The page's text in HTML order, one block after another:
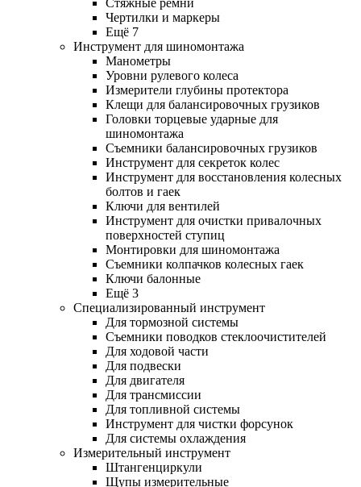
Стяжные ремни
Чертилки и маркеры
Ещё 7
Инструмент для шиномонтажа
Манометры
Уровни рулевого колеса
Измерители глубины протектора
Клещи для балансировочных грузиков
Головки торцевые ударные для
шиномонтажа
Съемники балансировочных грузиков
Инструмент для секреток колес
Инструмент для восстановления колесных
болтов и гаек
Ключи для вентилей
Инструмент для очистки привалочных
поверхностей ступиц
Монтировки для шиномонтажа
Съемники колпачков колесных гаек
Ключи балонные
Ещё 3
Специализированный инструмент
Для тормозной системы
Съемники поводков стеклоочистителей
Для ходовой части
Для подвески
Для двигателя
Для трансмиссии
Для топливной системы
Инструмент для чистки форсунок
Для системы охлаждения
Измерительный инструмент
Штангенциркули
Щупы измерительные